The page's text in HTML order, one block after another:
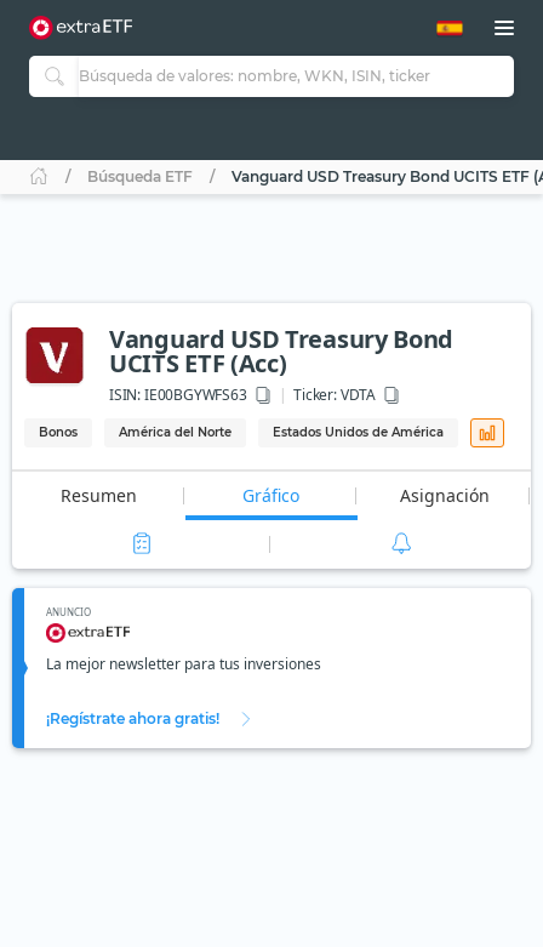
Búsqueda ETF Vanguard USD Treasury Bond UCITS ETF
Vanguard USD Treasury Bond
UCITS ETF (Acc)
ISIN:IE00BGYWFS63 Ticker:VDTA
Bonos América del Norte Estados Unidos de América
Resumen Gráfico Asignación
ANUNCIO
La mejor newsletter para tus inversiones
¡Regístrate ahora gratis!